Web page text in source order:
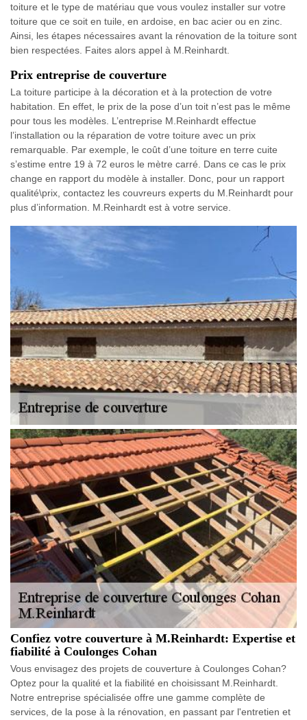
toiture et le type de matériau que vous voulez installer sur votre
toiture que ce soit en tuile, en ardoise, en bac acier ou en zinc.
Ainsi, les étapes nécessaires avant la rénovation de la toiture sont
bien respectées. Faites alors appel à M.Reinhardt.
Prix entreprise de couverture
La toiture participe à la décoration et à la protection de votre
habitation. En effet, le prix de la pose d’un toit n’est pas le même
pour tous les modèles. L’entreprise M.Reinhardt effectue
l’installation ou la réparation de votre toiture avec un prix
remarquable. Par exemple, le coût d’une toiture en terre cuite
s’estime entre 19 à 72 euros le mètre carré. Dans ce cas le prix
change en rapport du modèle à installer. Donc, pour un rapport
qualité\prix, contactez les couvreurs experts du M.Reinhardt pour
plus d’information. M.Reinhardt est à votre service.
Confiez votre couverture à M.Reinhardt: Expertise et
fiabilité à Coulonges Cohan
Vous envisagez des projets de couverture à Coulonges Cohan?
Optez pour la qualité et la fiabilité en choisissant M.Reinhardt.
Notre entreprise spécialisée offre une gamme complète de
services, de la pose à la rénovation, en passant par l'entretien et